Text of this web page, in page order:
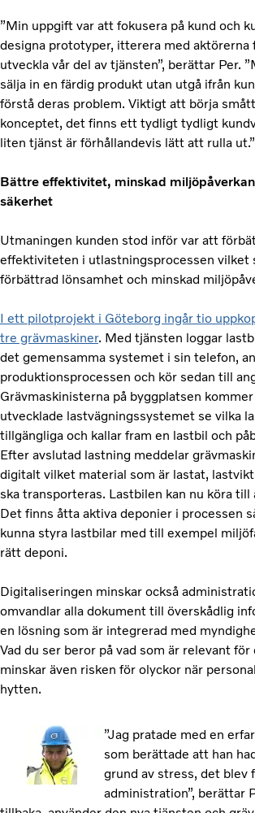
”Min uppgift var att fokusera på kund och
designa prototyper, itterera med aktörerna
utveckla vår del av tjänsten”, berättar Per.
sälja in en färdig produkt utan utgå ifrån
förstå deras problem. Viktigt att börja
konceptet, det finns ett tydligt tydligt
liten tjänst är förhållandevis lätt att rulla ut.”
Bättre effektivitet, minskad
säkerhet
Utmaningen kunden stod inför var att
effektiviteten i utlastningsprocessen vilket
förbättrad lönsamhet och minskad
I ett pilotprojekt i Göteborg ingår tio
tre grävmaskiner. Med tjänsten loggar
det gemensamma systemet i sin telefon,
produktionsprocessen och kör sedan till
Grävmaskinisterna på byggplatsen
utvecklade lastvägningssystemet se vilka
tillgängliga och kallar fram en lastbil och
Efter avslutad lastning meddelar
digitalt vilket material som är lastat,
ska transporteras. Lastbilen kan nu köra till
Det finns åtta aktiva deponier i processen
kunna styra lastbilar med till exempel
rätt deponi.
Digitaliseringen minskar också
omvandlar alla dokument till överskådlig
en lösning som är integrerad med
Vad du ser beror på vad som är relevant
minskar även risken för olyckor när
hytten.
”Jag pratade med en
som berättade att han
grund av stress, det blev
administration”, berättar